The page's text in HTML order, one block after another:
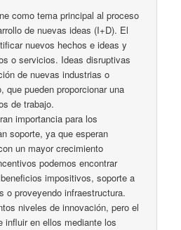
como tema principal al proceso
de nuevas ideas (I+D). El
nuevos hechos e ideas y
o servicios. Ideas disruptivas
de nuevas industrias o
que pueden proporcionar una
de trabajo.
importancia para los
soporte, ya que esperan
un mayor crecimiento
podemos encontrar
impositivos, soporte a
o proveyendo infraestructura.
niveles de innovación, pero el
influir en ellos mediante los